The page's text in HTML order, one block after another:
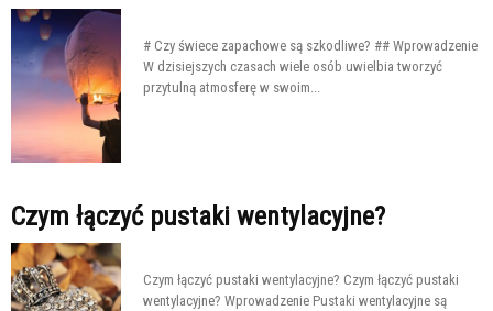
# Czy świece zapachowe są szkodliwe? ## Wprowadzenie
W dzisiejszych czasach wiele osób uwielbia tworzyć
przytulną atmosferę w swoim...
Czym łączyć pustaki wentylacyjne?
Czym łączyć pustaki wentylacyjne? Czym łączyć pustaki
wentylacyjne? Wprowadzenie Pustaki wentylacyjne są